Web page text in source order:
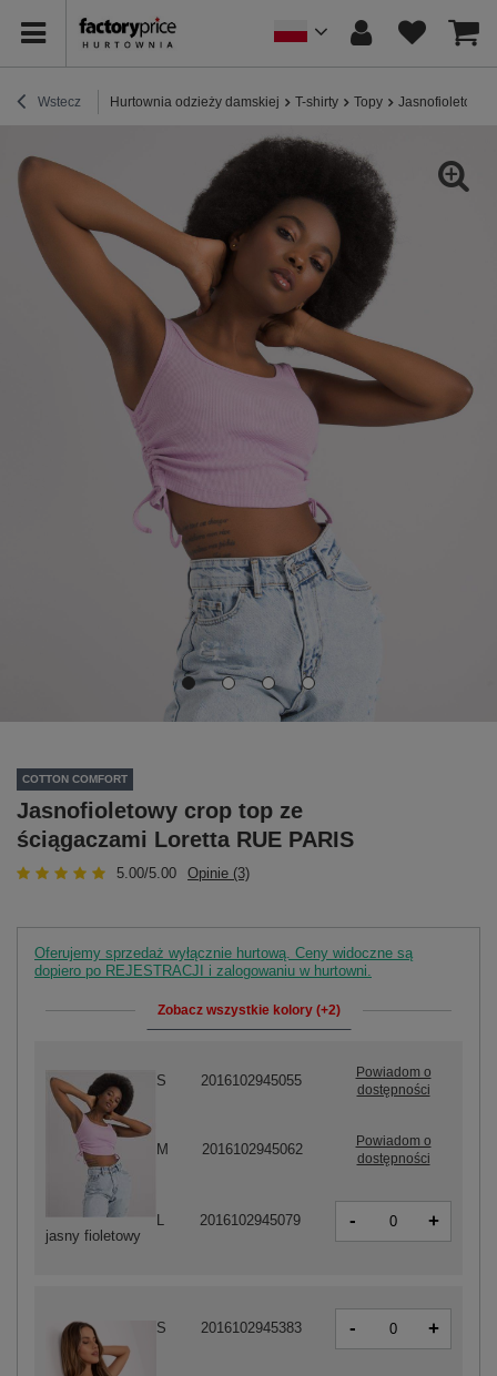
Wstecz Hurtownia odzieży damskiej T-shirty Topy Jasnofioletowy
COTTON COMFORT
Jasnofioletowy crop top ze
ściągaczami Loretta RUE PARIS
5.00/5.00 Opinie (3)
Oferujemy sprzedaż wyłącznie hurtową. Ceny widoczne są
dopiero po REJESTRACJI i zalogowaniu w hurtowni.
Zobacz wszystkie kolory (+2)
S 2016102945383 - +
jasny fioletowy
S 2016102945055
Powiadom o
dostępności
M 2016102945062
Powiadom o
dostępności
L 2016102945079 - +